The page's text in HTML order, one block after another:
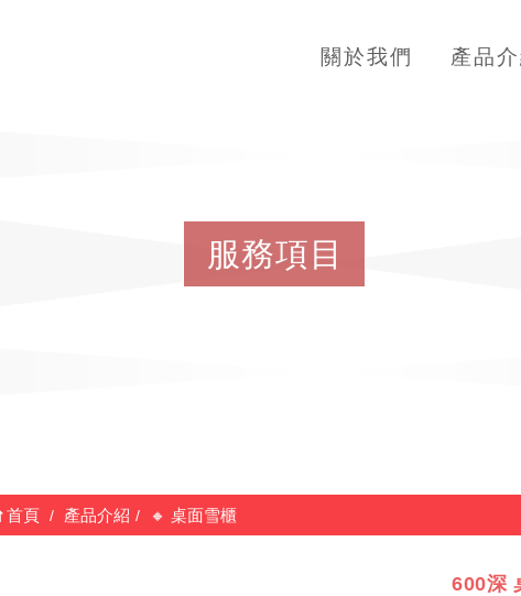
關於我們 產品
服務項目
首頁 產品介紹 🔸 桌面雪櫃
600深